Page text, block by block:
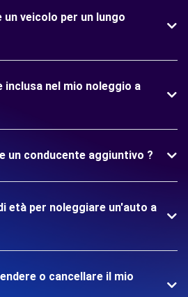
veicolo per un lungo
inclusa nel mio noleggio a
un conducente aggiuntivo ?
età per noleggiare un'auto a
o cancellare il mio